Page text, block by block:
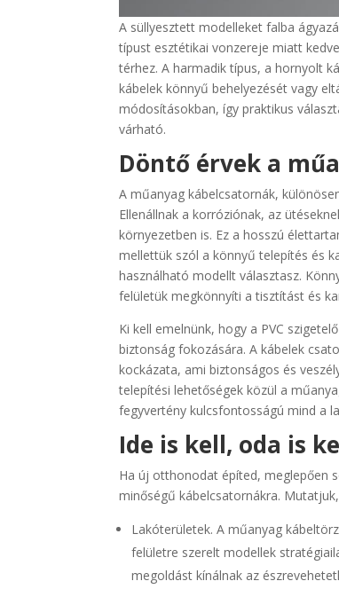
A süllyesztett modelleket falba
típust esztétikai vonzereje miatt
térhez. A harmadik típus, a hornyolt
kábelek könnyű behelyezését vagy
módosításokban, így praktikus
várható.
Döntő érvek a
A műanyag kábelcsatornák,
Ellenállnak a korróziónak, az
környezetben is. Ez a hosszú
mellettük szól a könnyű telepítés és
használható modellt választasz.
felületük megkönnyíti a tisztítást és
Ki kell emelnünk, hogy a PVC
biztonság fokozására. A kábelek
kockázata, ami biztonságos és
telepítési lehetőségek közül a
fegyvertény kulcsfontosságú mind a
Ide is kell, oda is
Ha új otthonodat építed, meglepően
minőségű kábelcsatornákra.
Lakóterületek. A műanyag
felületre szerelt modellek
megoldást kínálnak az